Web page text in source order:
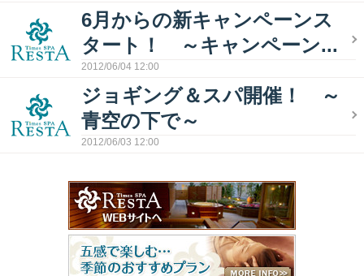
6月からの新キャンペーンス
タート！ ～キャンペーン...
2012/06/04 12:00
ジョギング＆スパ開催！ ～
青空の下で～
2012/06/03 12:00